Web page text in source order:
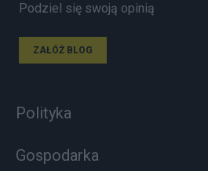
Podziel się swoją opinią
ZAŁÓŻ BLOG
Polityka
Gospodarka